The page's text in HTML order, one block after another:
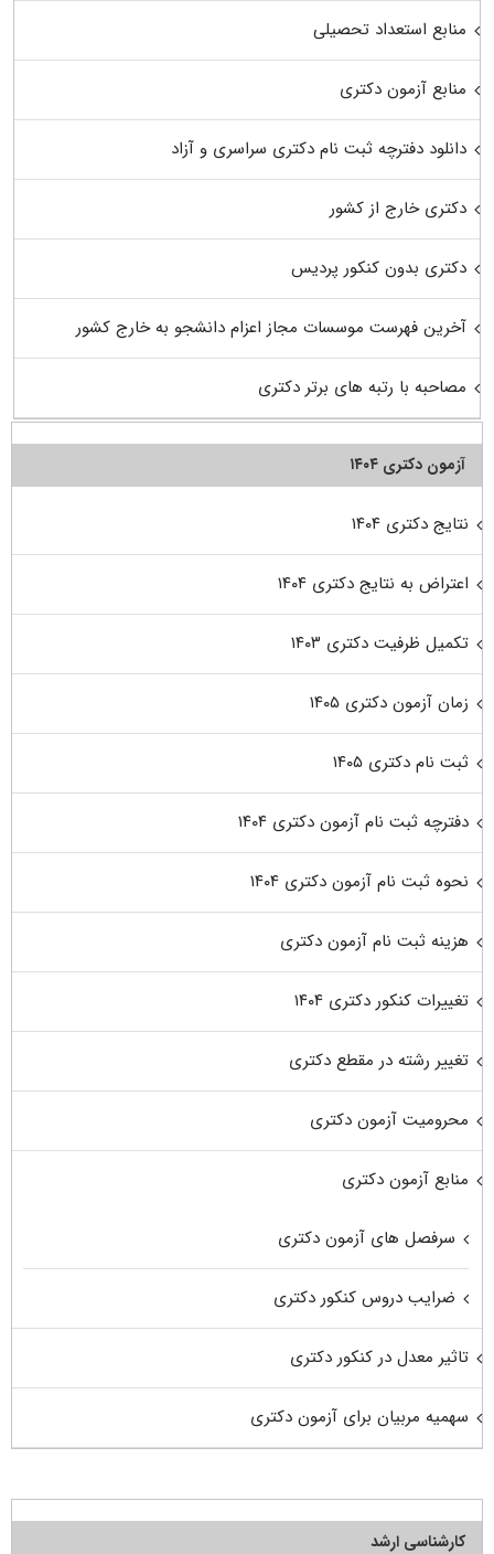
منابع استعداد تحصیلی
منابع آزمون دکتری
دانلود دفترچه ثبت نام دکتری سراسری و آزاد
دکتری خارج از کشور
دکتری بدون کنکور پردیس
آخرین فهرست موسسات مجاز اعزام دانشجو به خارج کشور
مصاحبه با رتبه های برتر دکتری
آزمون دکتری ۱۴۰۴
نتایج دکتری ۱۴۰۴
اعتراض به نتایج دکتری ۱۴۰۴
تکمیل ظرفیت دکتری ۱۴۰۳
زمان آزمون دکتری ۱۴۰۵
ثبت نام دکتری ۱۴۰۵
دفترچه ثبت نام آزمون دکتری ۱۴۰۴
نحوه ثبت نام آزمون دکتری ۱۴۰۴
هزینه ثبت نام آزمون دکتری
تغییرات کنکور دکتری ۱۴۰۴
تغییر رشته در مقطع دکتری
محرومیت آزمون دکتری
منابع آزمون دکتری
سرفصل های آزمون دکتری
ضرایب دروس کنکور دکتری
تاثیر معدل در کنکور دکتری
سهمیه مربیان برای آزمون دکتری
کارشناسی ارشد